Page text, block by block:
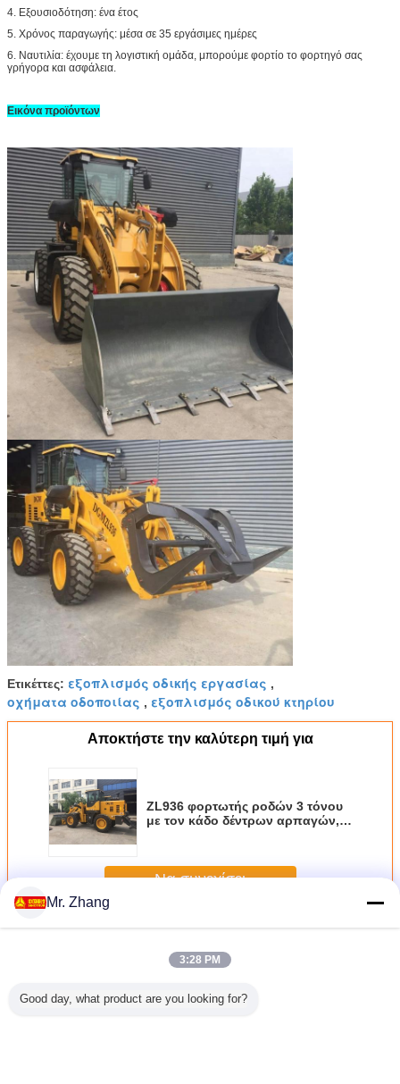
4. Εξουσιοδότηση: ένα έτος
5. Χρόνος παραγωγής: μέσα σε 35 εργάσιμες ημέρες
6. Ναυτιλία: έχουμε τη λογιστική ομάδα, μπορούμε φορτίο το φορτηγό σας
γρήγορα και ασφάλεια.
Εικόνα προϊόντων
Ετικέττες: εξοπλισμός οδικής εργασίας ,
οχήματα οδοποιίας , εξοπλισμός οδικού κτηρίου
Αποκτήστε την καλύτερη τιμή για
ZL936 φορτωτής ροδών 3 τόνου
με τον κάδο δέντρων αρπαγών,
Να συνεχίσει
ΠερισσότεροιΜηχανήματα οδοποιίας
Mr. Zhang
3:28 PM
Good day, what product are you looking for?